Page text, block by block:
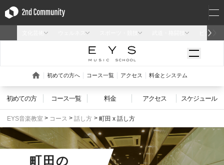
初めての方 コース一覧 料金 アクセス スケジュール
EYS音楽教室 コース 話し方 町田 x 話し方
町田 の